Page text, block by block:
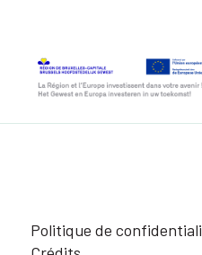
Politique de